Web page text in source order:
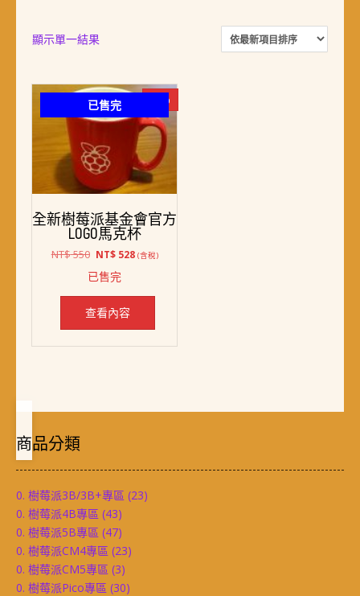
顯示單一結果
已售完 -4%
全新樹莓派基金會官方
LOGO馬克杯
NT$550 原
價
格：
NT$ 550。
NT$528目
格：
(含稅)
已售完
查看內容
商品分類
0. 樹莓派3B/3B+專區 (23)
0. 樹莓派4B專區 (43)
0. 樹莓派5B專區 (47)
0. 樹莓派CM4專區 (23)
0. 樹莓派CM5專區 (3)
0. 樹莓派Pico專區 (30)